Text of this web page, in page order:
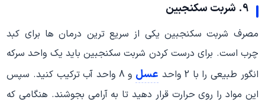
9. شربت سکنجبین
مصرف شربت سکنجبین یکی از سریع ترین درمان ها برای کبد
چرب است. برای درست کردن شربت سکنجبین باید یک واحد سرکه
انگور طبیعی را با 2 واحد
عسل
و 8 واحد آب ترکیب کنید. سپس
این مواد را روی حرارت قرار دهید تا به آرامی بجوشند. هنگامی که